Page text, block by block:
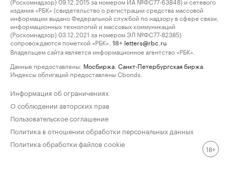
издания «РБК» (свидетельство о регистрации средства массовой
информации выдано Федеральной службой по надзору в сфере связи,
информационных технологий и массовых коммуникаций
(Роскомнадзор) 03.12.2021 за номером ЭЛ №ФС77-82385)
сопровождаются пометкой «РБК».
18+ letters@rbc.ru
Владельцем сайта является информационное агентство «РБК».
Данные предоставлены: Мосбиржа Санкт-Петербургская биржа
Индексы облигаций предоставлены Cbonds.
Информация об ограничениях
О соблюдении авторских прав
Пользовательское соглашение
Политика в отношении обработки персональных данных
Политика обработки файлов cookie
18+